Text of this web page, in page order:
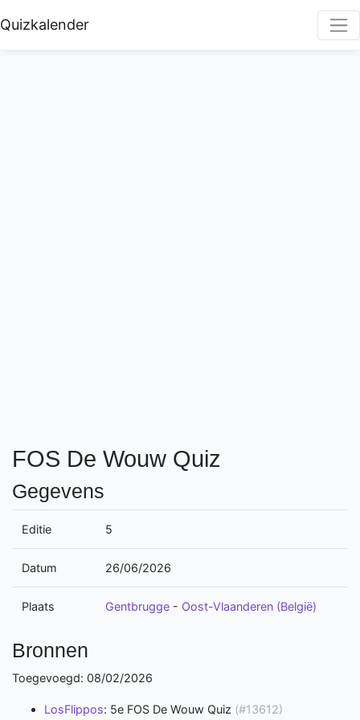
Quizkalender
FOS De Wouw Quiz
Gegevens
Editie 5
Datum 26/06/2026
Plaats Gentbrugge - Oost-Vlaanderen (België)
Bronnen
Toegevoegd: 08/02/2026
LosFlippos: 5e FOS De Wouw Quiz (#13612)